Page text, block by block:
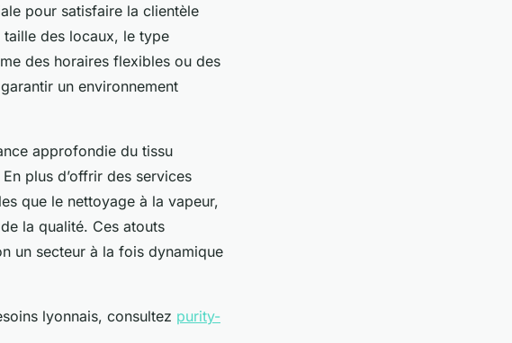
pour satisfaire la clientèle
des locaux, le type
des horaires flexibles ou des
un environnement
approfondie du tissu
plus d’offrir des services
que le nettoyage à la vapeur,
la qualité. Ces atouts
un secteur à la fois dynamique
lyonnais, consultez purity-